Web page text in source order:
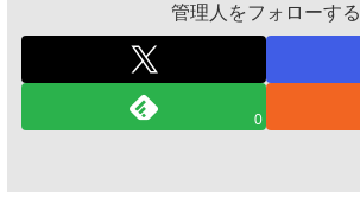
管理人をフォローする
0